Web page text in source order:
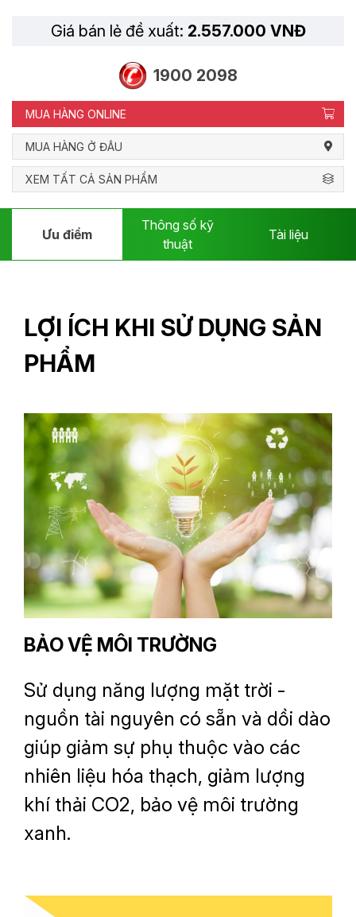
Giá bán lẻ đề xuất: 2.557.000 VNĐ
1900 2098
MUA HÀNG ONLINE
MUA HÀNG Ở ĐÂU
XEM TẤT CẢ SẢN PHẨM
Ưu điểm
Thông số kỹ
thuật
Tài liệu
LỢI ÍCH KHI SỬ DỤNG SẢN
PHẨM
BẢO VỆ MÔI TRƯỜNG
Sử dụng năng lượng mặt trời -
nguồn tài nguyên có sẵn và dồi dào
giúp giảm sự phụ thuộc vào các
nhiên liệu hóa thạch, giảm lượng
khí thải CO2, bảo vệ môi trường
xanh.